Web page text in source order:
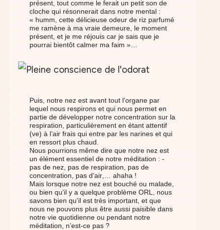
présent, tout comme le ferait un petit son de
cloche qui résonnerait dans notre mental :
« humm, cette délicieuse odeur de riz parfumé
me ramène à ma vraie demeure, le moment
présent, et je me réjouis car je sais que je
pourrai bientôt calmer ma faim »…
Puis, notre nez est avant tout l’organe par
lequel nous respirons et qui nous permet en
partie de développer notre concentration sur la
respiration, particulièrement en étant attentif
(ve) à l’air frais qui entre par les narines et qui
en ressort plus chaud.
Nous pourrions même dire que notre nez est
un élément essentiel de notre méditation : -
pas de nez, pas de respiration, pas de
concentration, pas d’air,… ahaha !
Mais lorsque notre nez est bouché ou malade,
ou bien qu’il y a quelque problème ORL, nous
savons bien qu’il est très important, et que
nous ne pouvons plus être aussi paisible dans
notre vie quotidienne ou pendant notre
méditation, n’est-ce pas ?